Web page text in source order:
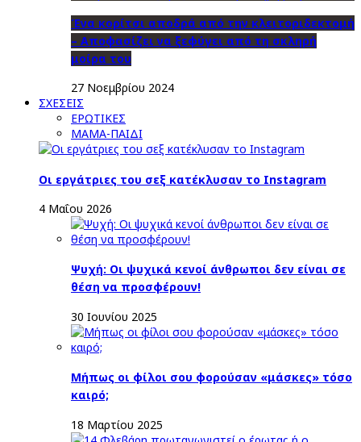
Ένα κορίτσι αποδρά από την κλειτοριδεκτομή
– Αποφασίζει να ξεφύγει από τη σκληρή
μοίρα του
27 Νοεμβρίου 2024
ΣΧΕΣΕΙΣ
ΕΡΩΤΙΚΕΣ
ΜΑΜΑ-ΠΑΙΔΙ
Οι εργάτριες του σεξ κατέκλυσαν το Instagram
4 Μαΐου 2026
Ψυχή: Οι ψυχικά κενοί άνθρωποι δεν είναι σε
θέση να προσφέρουν!
30 Ιουνίου 2025
Μήπως οι φίλοι σου φορούσαν «μάσκες» τόσο
καιρό;
18 Μαρτίου 2025